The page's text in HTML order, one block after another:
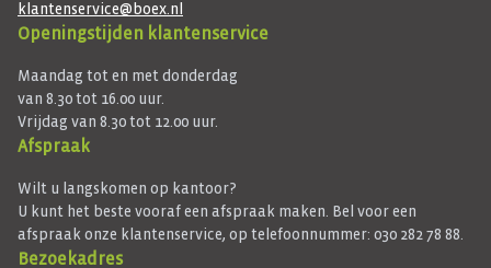
klantenservice@boex.nl
Openingstijden klantenservice
Maandag tot en met donderdag
van 8.30 tot 16.00 uur.
Vrijdag van 8.30 tot 12.00 uur.
Afspraak
Wilt u langskomen op kantoor?
U kunt het beste vooraf een afspraak maken. Bel voor een
afspraak onze klantenservice, op telefoonnummer: 030 282 78 88.
Bezoekadres